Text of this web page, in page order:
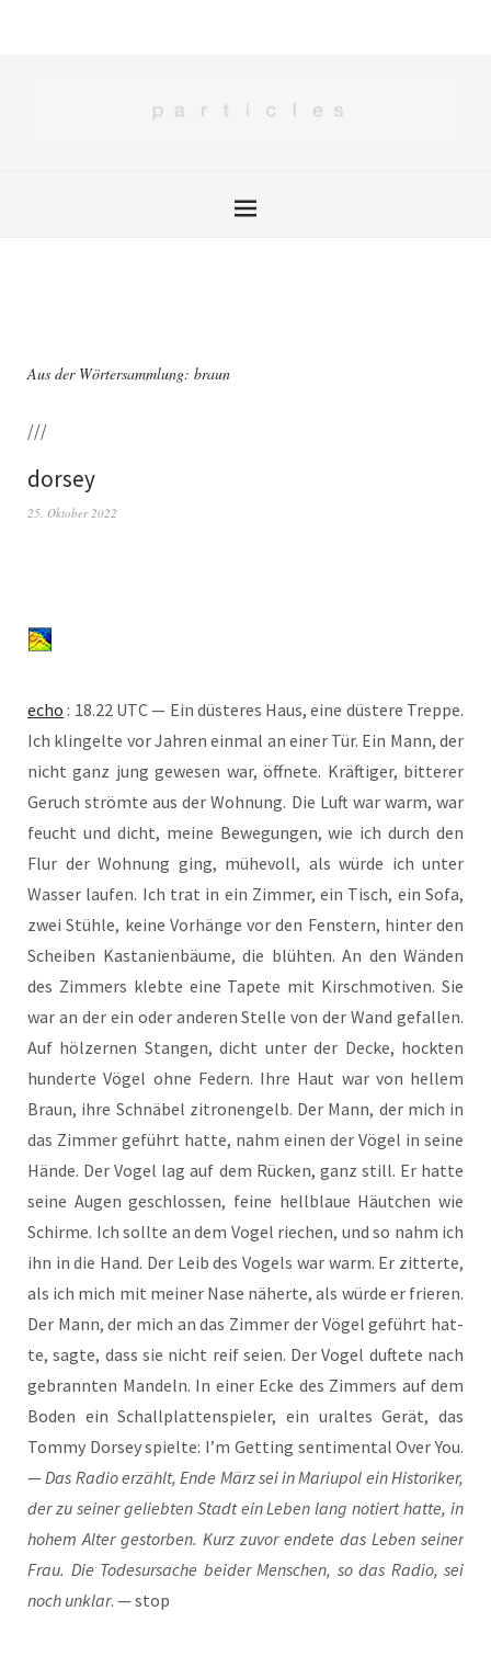
Aus der Wörtersammlung: braun
///
dorsey
25. Oktober 2022
echo : 18.22 UTC — Ein düs­te­res Haus, eine düs­te­re Trep­pe.
Ich klin­gel­te vor Jah­ren ein­mal an einer Tür. Ein Mann, der
nicht ganz jung gewe­sen war, öff­ne­te. Kräf­ti­ger, bit­te­rer
Geruch ström­te aus der Woh­nung. Die Luft war warm, war
feucht und dicht, mei­ne Bewe­gun­gen, wie ich durch den
Flur der Woh­nung ging, mühe­voll, als wür­de ich unter
Was­ser lau­fen. Ich trat in ein Zim­mer, ein Tisch, ein Sofa,
zwei Stüh­le, kei­ne Vor­hän­ge vor den Fens­tern, hin­ter den
Schei­ben Kas­ta­ni­en­bäu­me, die blüh­ten. An den Wän­den
des Zim­mers kleb­te eine Tape­te mit Kirsch­mo­ti­ven. Sie
war an der ein oder ande­ren Stel­le von der Wand gefal­len.
Auf höl­zer­nen Stan­gen, dicht unter der Decke, hock­ten
hun­der­te Vögel ohne Federn. Ihre Haut war von hel­lem
Braun, ihre Schnä­bel zitro­nen­gelb. Der Mann, der mich in
das Zim­mer geführt hat­te, nahm einen der Vögel in sei­ne
Hän­de. Der Vogel lag auf dem Rücken, ganz still. Er hat­te
sei­ne Augen geschlos­sen, fei­ne hell­blaue Häut­chen wie
Schir­me. Ich soll­te an dem Vogel rie­chen, und so nahm ich
ihn in die Hand. Der Leib des Vogels war warm. Er zit­ter­te,
als ich mich mit mei­ner Nase näher­te, als wür­de er frie­ren.
Der Mann, der mich an das Zim­mer der Vögel geführt hat­
te, sag­te, dass sie nicht reif sei­en. Der Vogel duf­te­te nach
gebrann­ten Man­deln. In einer Ecke des Zim­mers auf dem
Boden ein Schall­plat­ten­spie­ler, ein uraltes Gerät, das
Tom­my Dor­sey spiel­te: I’m Get­ting sen­ti­men­tal Over You.
—Das Radio erzählt, Ende März sei in Mariu­pol ein His­to­ri­ker,
der zu sei­ner gelieb­ten Stadt ein Leben lang notiert hat­te, in
hohem Alter gestor­ben. Kurz zuvor ende­te das Leben sei­ner
Frau. Die Todes­ur­sa­che bei­der Men­schen, so das Radio, sei
noch unklar. — stop